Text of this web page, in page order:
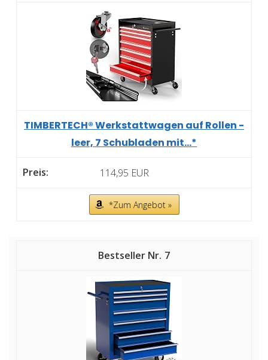
TIMBERTECH® Werkstattwagen auf Rollen -
leer, 7 Schubladen mit...*
114,95 EUR
*Zum Angebot »
7